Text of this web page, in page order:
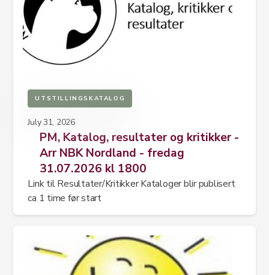
UTSTILLINGSKATALOG
July 31, 2026
PM, Katalog, resultater og kritikker -
Arr NBK Nordland - fredag
31.07.2026 kl 1800
Link til Resultater/Kritikker Kataloger blir publisert
ca 1 time før start